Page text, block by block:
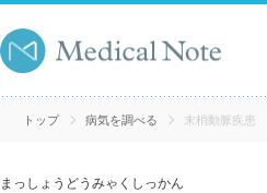
トップ 病気を調べる 末梢動脈疾患
まっしょうどうみゃくしっかん